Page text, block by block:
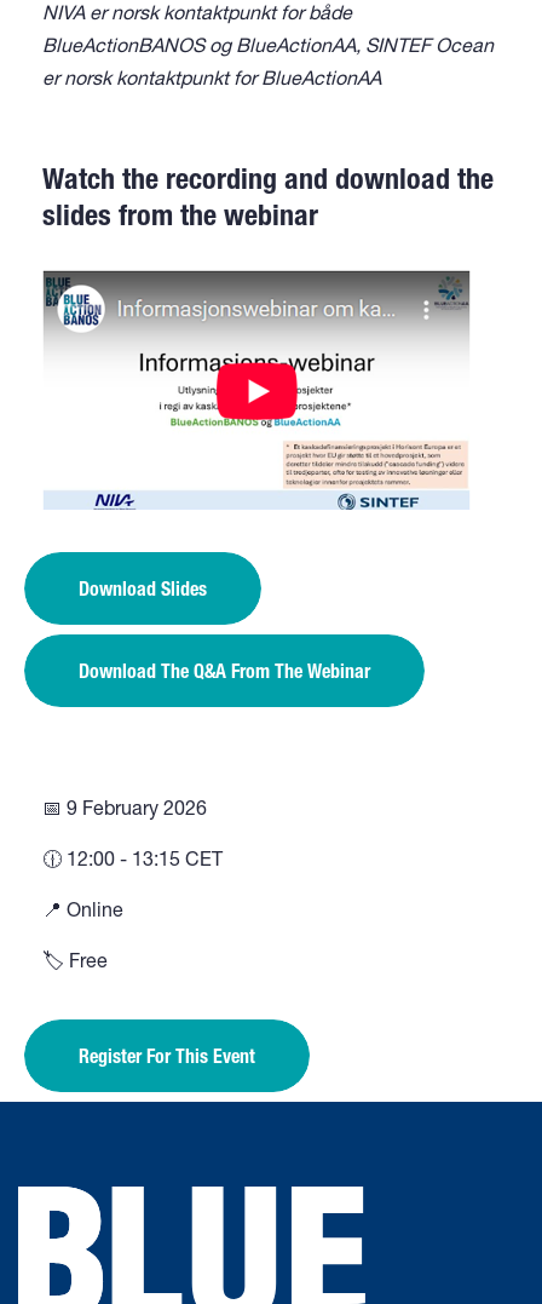
NIVA er norsk kontaktpunkt for både
BlueActionBANOS og BlueActionAA, SINTEF Ocean
er norsk kontaktpunkt for BlueActionAA
Watch the recording and download the
slides from the webinar
Download Slides
Download The Q&A From The Webinar
📅 9 February 2026
🕧 12:00 - 13:15 CET
📍 Online
🏷️ Free
Register For This Event